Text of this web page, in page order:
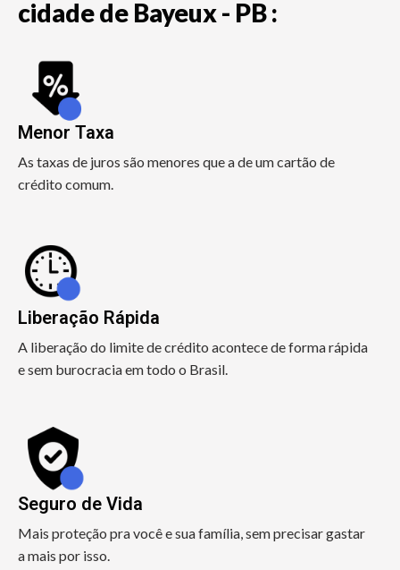
cidade de Bayeux - PB :
Menor Taxa
As taxas de juros são menores que a de um cartão de
crédito comum.
Liberação Rápida
A liberação do limite de crédito acontece de forma rápida
e sem burocracia em todo o Brasil.
Seguro de Vida
Mais proteção pra você e sua família, sem precisar gastar
a mais por isso.